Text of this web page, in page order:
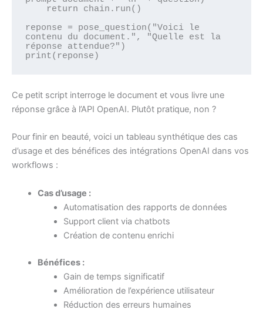
reponse = pose_question("Voici le
contenu du document.", "Quelle est la
réponse attendue?")
Ce petit script interroge le document et vous livre une
réponse grâce à l’API OpenAI. Plutôt pratique, non ?
Pour finir en beauté, voici un tableau synthétique des cas
d’usage et des bénéfices des intégrations OpenAI dans vos
workflows :
Cas d’usage :
Automatisation des rapports de données
Support client via chatbots
Création de contenu enrichi
Bénéfices :
Gain de temps significatif
Amélioration de l’expérience utilisateur
Réduction des erreurs humaines